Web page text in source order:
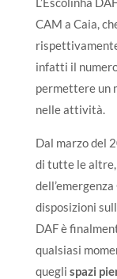
CAM a Caia,
infatti il
permettere un
nelle attività.
Dal marzo del
di tutte le altre,
disposizioni
DAF è
qualsiasi
quegli spazi